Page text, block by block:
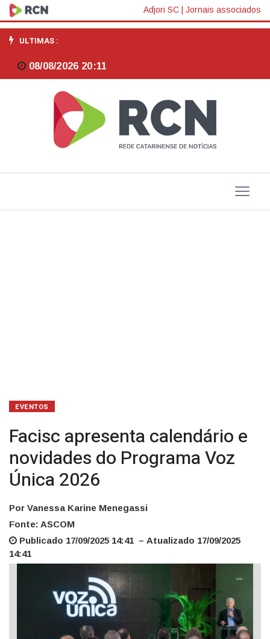
Facisc
apresenta
calendário
novidades
Programa
Adjori SC Jornais associados
ULTIMAS :
08/08/2026 20:11
EVENTOS
Facisc apresenta calendário e
novidades do Programa Voz
Única 2026
Por Vanessa Karine Menegassi
Fonte: ASCOM
Publicado 17/09/2025 14:41 – Atualizado 17/09/2025
14:41